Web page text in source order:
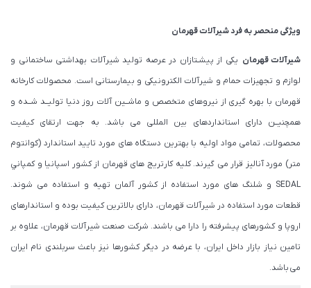
ویژگی منحصر به فرد شیرآلات قهرمان
شیرآلات قهرمان یکی از پیشـتازان در عرصه تولید شیرآلات بهداشتی ساختمانی و
لوازم و تجهیزات حمام و شیرآلات الکترونیکی و بیمارستانی است. محصولات کارخانه
قهرمان با بهره گیری از نیروهای متخصص و ماشــین آلات روز دنیا تولیــد شــده و
همچنیــن دارای استانداردهای بین المللی می باشد. به جهت ارتقای کیفیت
محصولات، تمامی مواد اولیه با بهترین دستگاه های مورد تایید استاندارد (كوانتوم
متر) مورد آنالیز قرار می گیرند. كليه كارتريج های قهرمان از كشور اسپانيا و كمپاني
SEDAL و شلنگ های مورد استفاده از کشور آلمان تهیه و استفاده می شوند.
قطعات مورد استفاده در شیرآلات قهرمان، دارای بالاترین کیفیت بوده و استاندارهای
اروپا و کشورهای پیشرفته را دارا می باشند. شرکت صنعت شیرآلات قهرمان، علاوه بر
تامین نیاز بازار داخل ایران، با عرضه در دیگر کشورها نیز باعث سربلندی نام ایران
می باشد.